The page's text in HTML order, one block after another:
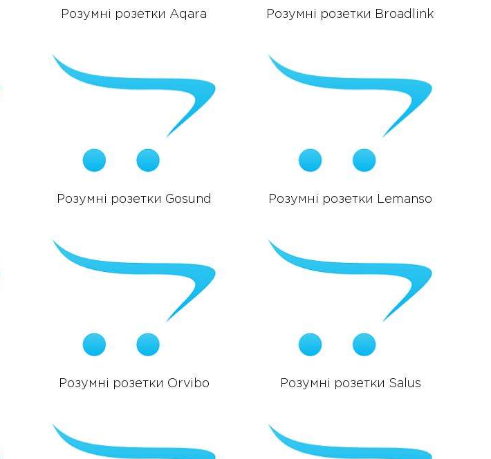
Розумні розетки Aqara Розумні розетки Broadlink
Розумні розетки Gosund Розумні розетки Lemanso
Розумні розетки Orvibo Розумні розетки Salus